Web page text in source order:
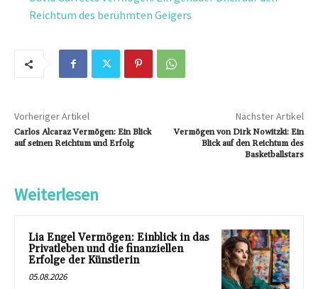
Reichtum des berühmten Geigers
Vorheriger Artikel
Carlos Alcaraz Vermögen: Ein Blick
auf seinen Reichtum und Erfolg
Nächster Artikel
Vermögen von Dirk Nowitzki: Ein
Blick auf den Reichtum des
Basketballstars
Weiterlesen
Lia Engel Vermögen: Einblick in das
Privatleben und die finanziellen
Erfolge der Künstlerin
05.08.2026